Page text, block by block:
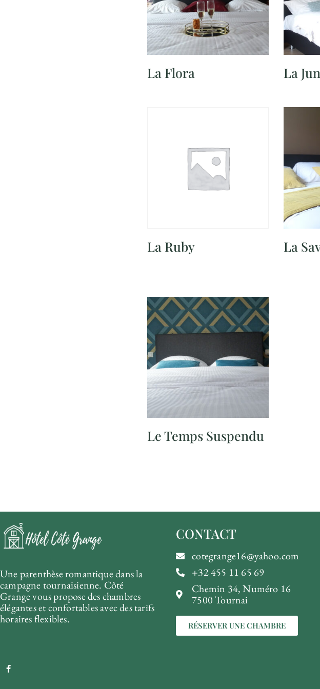
La Flora La
La Ruby La
Le Temps Suspendu
Une parenthèse romantique dans la
campagne tournaisienne. Côté
Grange vous propose des chambres
élégantes et confortables avec des tarifs
horaires flexibles.
CONTACT
cotegrange16@yahoo.com
+32 455 11 65 69
Chemin 34, Numéro 16
7500 Tournai
RÉSERVER UNE CHAMBRE